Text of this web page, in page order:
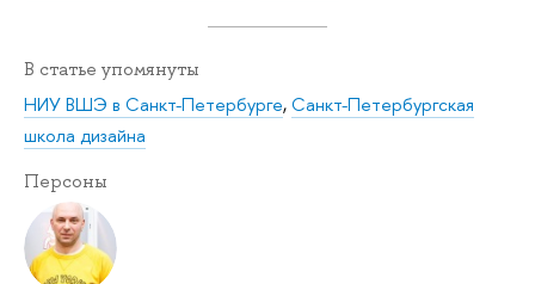
В статье упомянуты
НИУ ВШЭ в Санкт-Петербурге,Санкт-Петербургская
школа дизайна
Персоны